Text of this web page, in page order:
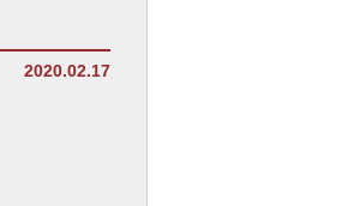
2020.02.17